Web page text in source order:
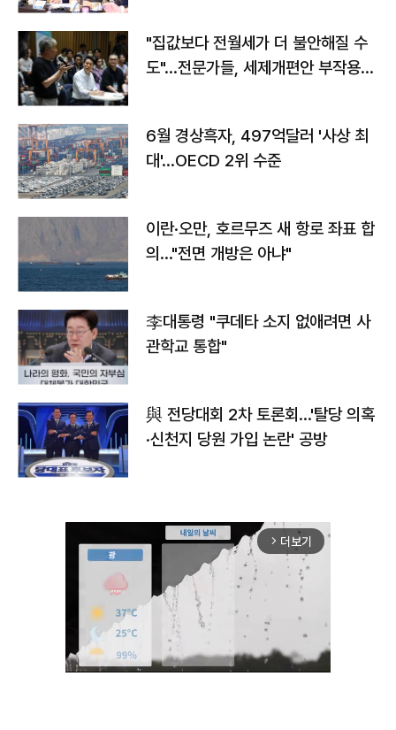
"집값보다 전월세가 더 불안해질 수
도"…전문가들, 세제개편안 부작용
6월 경상흑자, 497억달러 '사상 최
대'…OECD 2위 수준
이란·오만, 호르무즈 새 항로 좌표 합
의…"전면 개방은 아냐"
李대통령 "쿠데타 소지 없애려면 사
관학교 통합"
與 전당대회 2차 토론회…'탈당 의혹
·신천지 당원 가입 논란' 공방
arrow_forward_ios 더보기